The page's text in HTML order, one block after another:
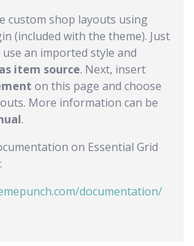
custom shop layouts using
(included with the theme). Just
an imported style and
item source. Next, insert
on this page and choose
More information can be
.
on Essential Grid
documentation/